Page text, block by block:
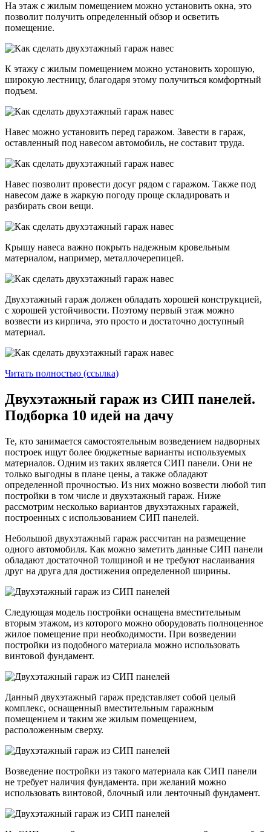
На этаж с жилым помещением можно установить окна, это
позволит получить определенный обзор и осветить
помещение.
К этажу с жилым помещением можно установить хорошую,
широкую лестницу, благодаря этому получиться комфортный
подъем.
Навес можно установить перед гаражом. Завести в гараж,
оставленный под навесом автомобиль, не составит труда.
Навес позволит провести досуг рядом с гаражом. Также под
навесом даже в жаркую погоду проще складировать и
разбирать свои вещи.
Крышу навеса важно покрыть надежным кровельным
материалом, например, металлочерепицей.
Двухэтажный гараж должен обладать хорошей конструкцией,
с хорошей устойчивости. Поэтому первый этаж можно
возвести из кирпича, это просто и достаточно доступный
материал.
Читать полностью (ссылка)
Двухэтажный гараж из СИП панелей.
Подборка 10 идей на дачу
Те, кто занимается самостоятельным возведением надворных
построек ищут более бюджетные варианты используемых
материалов. Одним из таких является СИП панели. Они не
только выгодны в плане цены, а также обладают
определенной прочностью. Из них можно возвести любой тип
постройки в том числе и двухэтажный гараж. Ниже
рассмотрим несколько вариантов двухэтажных гаражей,
построенных с использованием СИП панелей.
Небольшой двухэтажный гараж рассчитан на размещение
одного автомобиля. Как можно заметить данные СИП панели
обладают достаточной толщиной и не требуют наслаивания
друг на друга для достижения определенной ширины.
Следующая модель постройки оснащена вместительным
вторым этажом, из которого можно оборудовать полноценное
жилое помещение при необходимости. При возведении
постройки из подобного материала можно использовать
винтовой фундамент.
Данный двухэтажный гараж представляет собой целый
комплекс, оснащенный вместительным гаражным
помещением и таким же жилым помещением,
расположенным сверху.
Возведение постройки из такого материала как СИП панели
не требует наличия фундамента. при желаний можно
использовать винтовой, блочный или ленточный фундамент.